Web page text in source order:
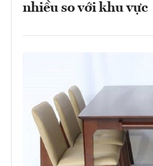
nhiều so với khu vực